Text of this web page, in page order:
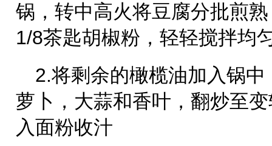
锅，转中高火将豆腐分批煎
1/8茶匙胡椒粉，轻轻搅拌均
2.将剩余的橄榄油加入锅
萝卜，大蒜和香叶，翻炒至
入面粉收汁